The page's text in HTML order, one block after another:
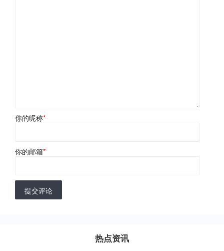
你的昵称*
你的邮箱*
提交评论
热点资讯